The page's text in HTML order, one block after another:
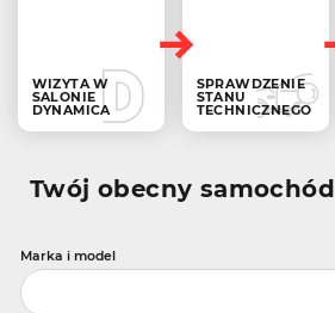
WIZYTA W
SALONIE
DYNAMICA
SPRAWDZENIE
STANU
TECHNICZNEGO
Twój obecny samochód
Marka i model